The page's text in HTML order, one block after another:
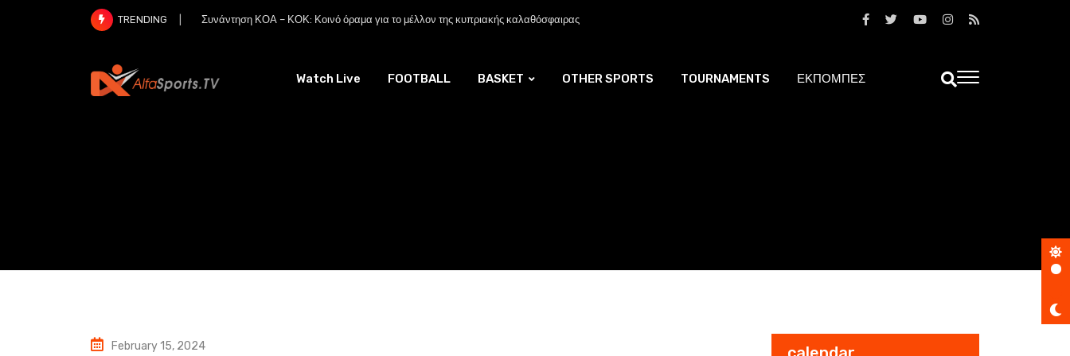
TRENDING Συνάντηση ΚΟΑ – ΚΟΚ: Κοινό όραμα για το μέλλον της κυπριακής καλαθόσφαιρας
Watch Live FOOTBALL BASKET OTHER SPORTS TOURNAMENTS ΕΚΠΟΜΠΕΣ
February 15, 2024